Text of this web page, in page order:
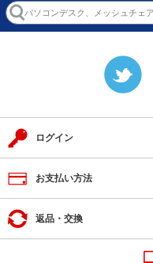
ログイン
お支払い方法
返品・交換